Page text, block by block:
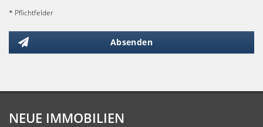
* Pflichtfelder
Absenden
NEUE IMMOBILIEN